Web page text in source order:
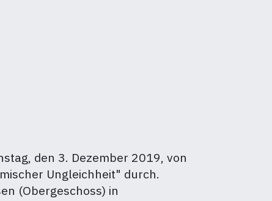
den 3. Dezember 2019, von
Ungleichheit" durch.
(Obergeschoss) in